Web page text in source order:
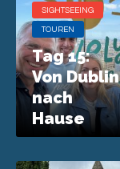
SIGHTSEEING
TOUREN
Tag 15:
Von Dublin
nach
Hause